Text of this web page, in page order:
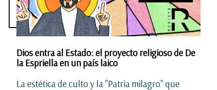
Dios entra al Estado: el proyecto religioso de De
la Espriella en un país laico
La estética de culto y la "Patria milagro" que